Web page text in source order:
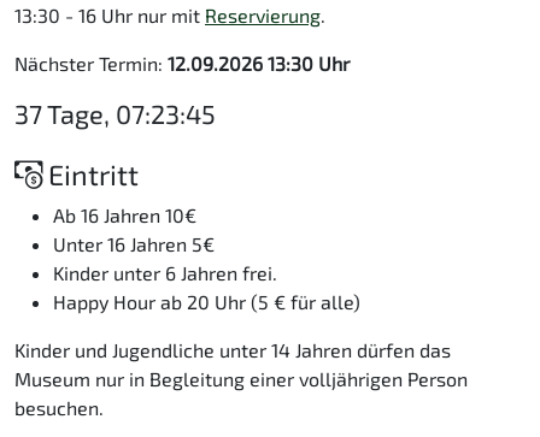
13:30 - 16 Uhr nur mit Reservierung.
Nächster Termin: 12.09.2026 13:30 Uhr
37 Tage, 07:23:45
Eintritt
Ab 16 Jahren 10€
Unter 16 Jahren 5€
Kinder unter 6 Jahren frei.
Happy Hour ab 20 Uhr (5 € für alle)
Kinder und Jugendliche unter 14 Jahren dürfen das
Museum nur in Begleitung einer volljährigen Person
besuchen.